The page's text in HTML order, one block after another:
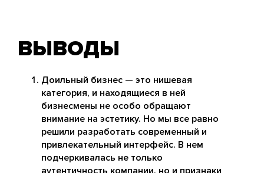
ВЫВОДЫ
Доильный бизнес — это нишевая
категория, и находящиеся в ней
бизнесмены не особо обращают
внимание на эстетику. Но мы все равно
решили разработать современный и
привлекательный интерфейс. В нем
подчеркивалась не только
аутентичность компании, но и признаки